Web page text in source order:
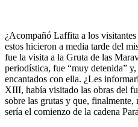
¿Acompañó Laffita a los
estos hicieron a media tarde del
fue la visita a la Gruta de las
periodística, fue “muy detenida”
encantados con ella. ¿Les
XIII, había visitado las obras del
sobre las grutas y que, finalmente,
sería el comienzo de la cadena